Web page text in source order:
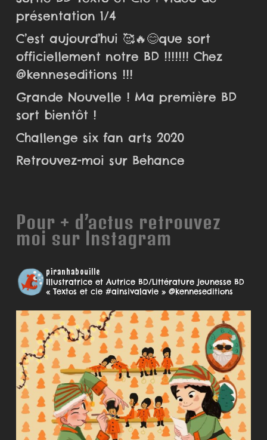
présentation 1/4
C’est aujourd’hui 🥰🔥😊que sort
officiellement notre BD !!!!!!! Chez
@kenneseditions !!!
Grande Nouvelle ! Ma première BD
sort bientôt !
Challenge six fan arts 2020
Retrouvez-moi sur Behance
Pour + d’actus retrouvez
moi sur Instagram
piranhabouille
Illustratrice et Autrice BD/Littérature jeunesseBD
« Textos et cie #ainsivalavie » @kenneseditions